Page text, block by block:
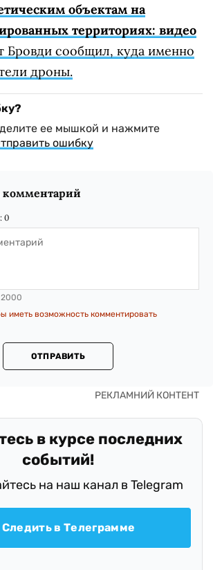
объектам на
территориях: видео
Бровди сообщил, куда именно
дроны.
ее мышкой и нажмите
ошибку
комментарий
0
2000
иметь возможность комментировать
ОТПРАВИТЬ
в курсе последних
событий!
на наш канал в Telegram
Следить в Телеграмме